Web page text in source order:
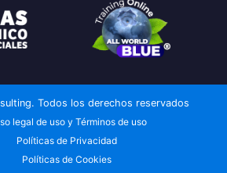
Todos los derechos reservados
legal de uso y Términos de uso
Políticas de Privacidad
Políticas de Cookies